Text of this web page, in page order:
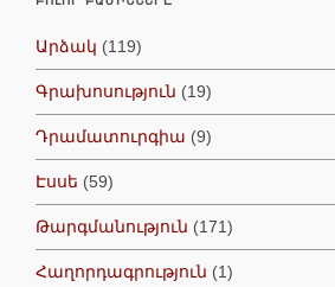
Արձակ (119)
Գրախոսություն (19)
Դրամատուրգիա (9)
Էսսե (59)
Թարգմանություն (171)
Հաղորդագրություն (1)